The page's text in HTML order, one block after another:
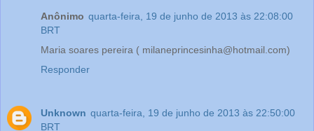
Anônimo quarta-feira, 19 de junho de 2013 às 22:08:00
BRT
Maria soares pereira ( milaneprincesinha@hotmail.com)
Responder
Unknown quarta-feira, 19 de junho de 2013 às 22:50:00
BRT